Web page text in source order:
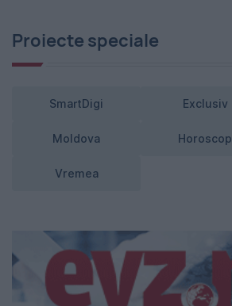
Proiecte speciale
SmartDigi Exclusiv
Moldova Horoscop
Vremea